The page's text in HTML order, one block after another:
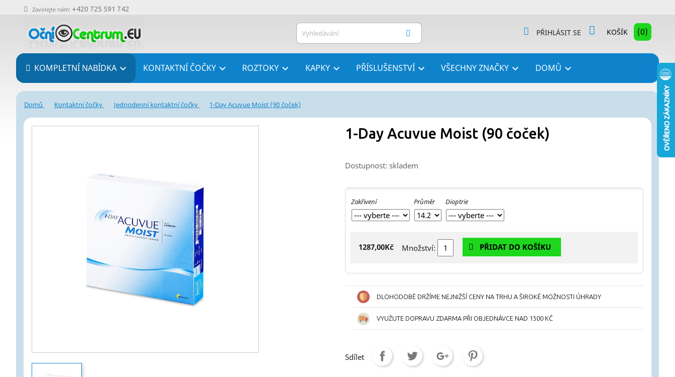
Zavolejte nám: +420 725 591 742
KOŠÍK (0)
PŘIHLÁSIT SE

KOMPLETNÍ NABÍDKA 
KONTAKTNÍ ČOČKY 
ROZTOKY 
KAPKY 
PŘÍSLUŠENSTVÍ 
VŠECHNY ZNAČKY 
DOMŮ
Domů Kontaktní čočky Jednodenní kontaktní čočky 1-Day Acuvue Moist (90 čoček)
1-Day Acuvue Moist (90 čoček)
Dostupnost: skladem
Zakřivení Průměr Dioptrie
1287,00Kč Množství: PŘIDAT DO KOŠÍKU
DLOHODOBĚ DRŽÍME NEJNIŽŠÍ CENY NA TRHU A ŠIROKÉ MOŽNOSTI ÚHRADY
VYUŽIJTE DOPRAVU ZDARMA PŘI OBJEDNÁVCE NAD 1500 KČ
Sdílet